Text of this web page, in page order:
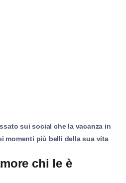
sui social che la vacanza in
momenti più belli della sua vita
chi le è